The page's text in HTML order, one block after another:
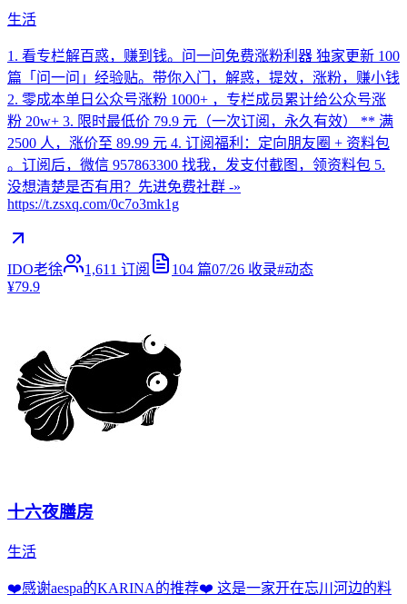
生活
1. 看专栏解百惑，赚到钱。问一问免费涨粉利器 独家更新 100
篇「问一问」经验贴。带你入门，解惑，提效，涨粉，赚小钱
2. 零成本单日公众号涨粉 1000+ ，专栏成员累计给公众号涨
粉 20w+ 3. 限时最低价 79.9 元（一次订阅，永久有效） ** 满
2500 人，涨价至 89.99 元 4. 订阅福利：定向朋友圈 + 资料包
。订阅后，微信 957863300 找我，发支付截图，领资料包 5.
没想清楚是否有用？先进免费社群 -»
https://t.zsxq.com/0c7o3mk1g
IDO老徐 1,611 订阅 104 篇07/26 收录#动态
¥79.9
十六夜膳房
生活
❤️感谢aespa的KARINA的推荐❤️ 这是一家开在忘川河边的料